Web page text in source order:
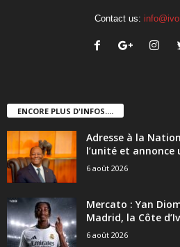
Contact us:
ENCORE PLUS D'INFOS....
Adresse à la
l’unité et annonce
6 août 2026
Mercato : Yan
Madrid, la Côte
6 août 2026